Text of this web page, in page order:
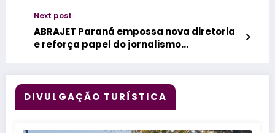
Next post
ABRAJET Paraná empossa nova diretoria
e reforça papel do jornalismo
DIVULGAÇÃO TURÍSTICA